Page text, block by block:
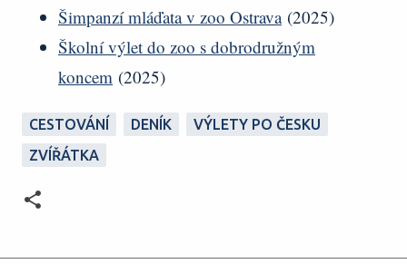
Šimpanzí mláďata v zoo Ostrava (2025)
Školní výlet do zoo s dobrodružným
koncem (2025)
CESTOVÁNÍ DENÍK
VÝLETY PO ČESKU
ZVÍŘÁTKA